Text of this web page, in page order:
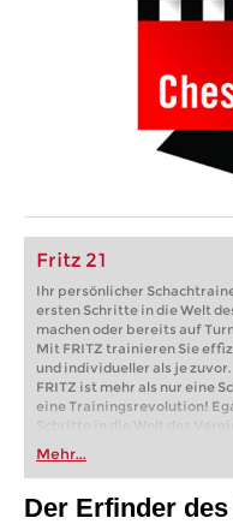
Fritz 21
Ihr persönlicher
ersten Schritte in die Welt
machen oder bereits auf
Mit FRITZ trainieren Sie
und individueller als je zuvor.
FRITZ ist mehr als nur eine
eine Trainingsrevolution!
Schritte in die Welt des
oder bereits auf
FRITZ trainieren Sie
individueller als je zuvor.
Mehr...
Der Erfinder